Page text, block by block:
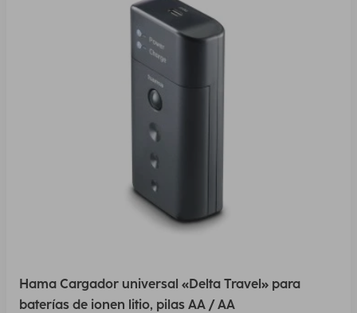
Hama Cargador universal «Delta Travel» para
baterías de ionen litio, pilas AA / AA